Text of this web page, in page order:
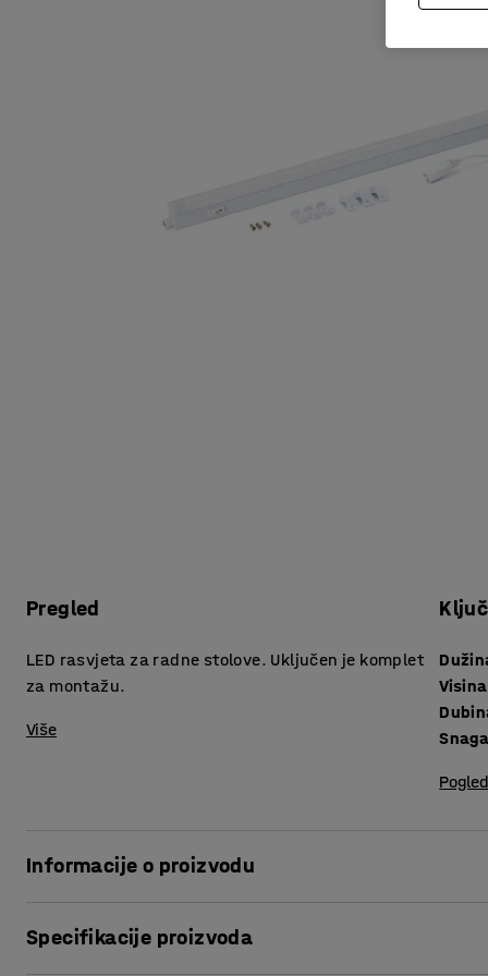
Pregled
LED rasvjeta za radne stolove. Uključen je komplet
za montažu.
Više
Visina
Informacije o proizvodu
ponekad značajne pogreške.
Specifikacije proizvoda